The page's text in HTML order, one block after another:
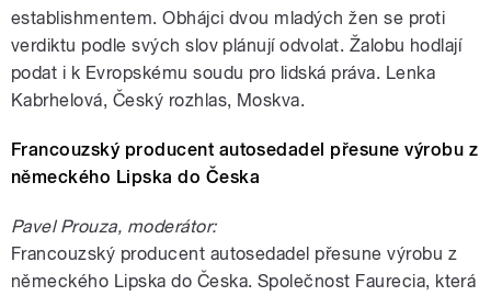
establishmentem. Obhájci dvou mladých žen se proti
verdiktu podle svých slov plánují odvolat. Žalobu hodlají
podat i k Evropskému soudu pro lidská práva. Lenka
Kabrhelová, Český rozhlas, Moskva.
Francouzský producent autosedadel přesune výrobu z
německého Lipska do Česka
Pavel Prouza, moderátor:
Francouzský producent autosedadel přesune výrobu z
německého Lipska do Česka. Společnost Faurecia, která